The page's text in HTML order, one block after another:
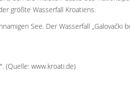
größte Wasserfall Kroatiens.
See. Der Wasserfall „Galovački
(Quelle: www.kroati.de)